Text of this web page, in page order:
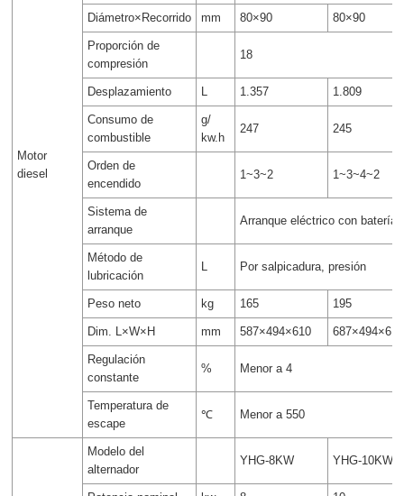
Motor
diesel
Diámetro×Recorrido mm 80×90 80×90
Proporción de
compresión
18
Desplazamiento 1.357 1.809
Consumo de
combustible
g/
kw.h
247 245
Orden de
encendido
1~3~2 1~3~4~2
Sistema de
arranque
Arranque eléctrico con batería
Método de
lubricación
Por salpicadura, presión
Peso neto kg 165 195
Dim. L×W×H mm 587×494×610 687×494×610
Regulación
constante
% Menor a 4
Temperatura de
escape
℃ Menor a 550
Modelo del
alternador
YHG-8KW YHG-10KW